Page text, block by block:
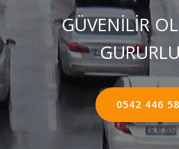
GÜVENİLİR
0542 446